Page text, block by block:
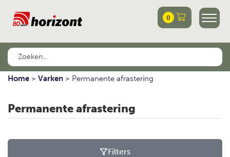
0
Home > Varken > Permanente afrastering
Permanente afrastering
Filters